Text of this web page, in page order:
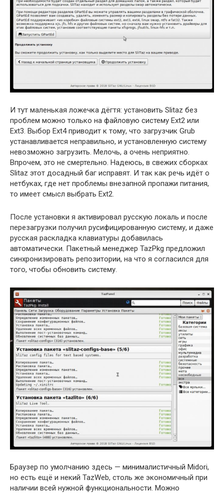
И тут маленькая ложечка дёгтя: установить Slitaz без
проблем можно только на файловую систему Ext2 или
Ext3. Выбор Ext4 приводит к тому, что загрузчик Grub
устанавливается неправильно, и установленную систему
невозможно загрузить. Мелочь, а очень неприятно.
Впрочем, это не смертельно. Надеюсь, в свежих сборках
Slitaz этот досадный баг исправят. И так как речь идёт о
нетбуках, где нет проблемы внезапной пропажи питания,
то имеет смысл выбрать Ext2.
После установки я активировал русскую локаль и после
перезагрузки получил русифицированную систему, и даже
русская раскладка клавиатуры добавилась
автоматически. Пакетный менеджер TazPkg предложил
синхронизировать репозитории, на что я согласился для
того, чтобы обновить систему.
Браузер по умолчанию здесь — минималистичный Midori,
но есть ещё и некий TazWeb, столь же экономичный при
наличии всей нужной функциональности. Можно